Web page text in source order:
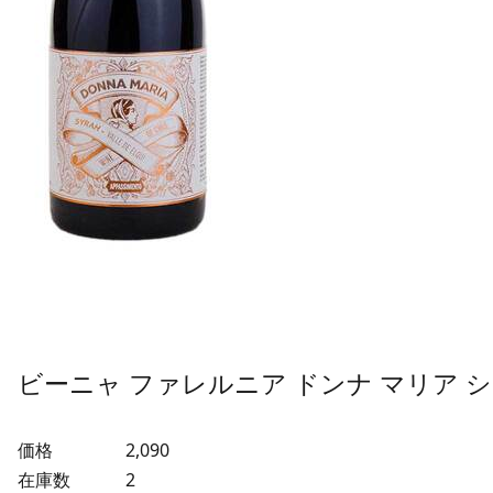
ビーニャ ファレルニア ドンナ マリア
価格
2,090
在庫数
2